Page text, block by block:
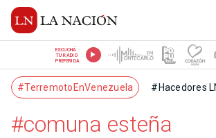
ESCUCHÁ
TU RADIO
PREFERIDA
#TerremotoEnVenezuela #Hacedores
#comuna esteña